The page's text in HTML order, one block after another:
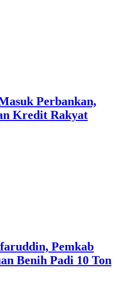
Perbankan,
Kredit Rakyat
Pemkab
Benih Padi 10 Ton